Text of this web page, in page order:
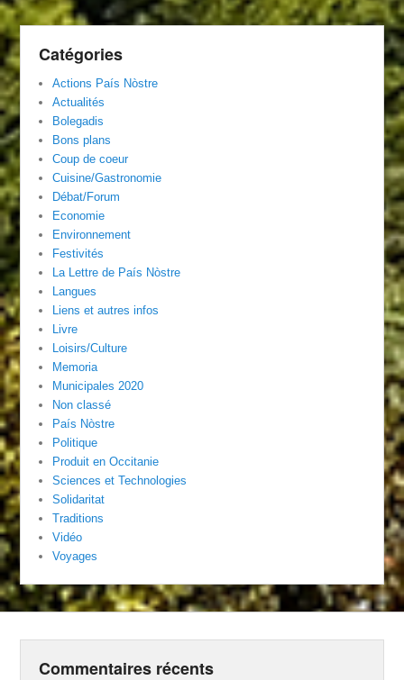
Catégories
Actions País Nòstre
Actualités
Bolegadis
Bons plans
Coup de coeur
Cuisine/Gastronomie
Débat/Forum
Economie
Environnement
Festivités
La Lettre de País Nòstre
Langues
Liens et autres infos
Livre
Loisirs/Culture
Memoria
Municipales 2020
Non classé
País Nòstre
Politique
Produit en Occitanie
Sciences et Technologies
Solidaritat
Traditions
Vidéo
Voyages
Commentaires récents